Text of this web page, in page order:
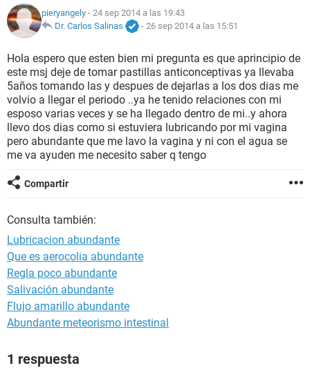
NUTRICIÓN
BIENESTAR
SEXUALIDAD
GLOSARIO
pieryangely - 24 sep 2014 a las 19:43
Dr. Carlos Salinas
- 26 sep 2014 a las 15:51
Hola espero que esten bien mi pregunta es que aprincipio de
este msj deje de tomar pastillas anticonceptivas ya llevaba
5años tomando las y despues de dejarlas a los dos dias me
volvio a llegar el periodo ..ya he tenido relaciones con mi
esposo varias veces y se ha llegado dentro de mi..y ahora
llevo dos dias como si estuviera lubricando por mi vagina
pero abundante que me lavo la vagina y ni con el agua se
me va ayuden me necesito saber q tengo
Compartir
Consulta también:
Lubricacion abundante
Que es aerocolia abundante
Regla poco abundante
Salivación abundante
Flujo amarillo abundante
Abundante meteorismo intestinal
1 respuesta